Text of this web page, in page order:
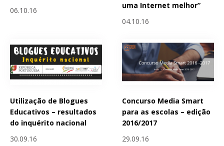
06.10.16
uma Internet melhor”
04.10.16
Utilização de Blogues
Educativos – resultados
do inquérito nacional
30.09.16
Concurso Media Smart
para as escolas – edição
2016/2017
29.09.16